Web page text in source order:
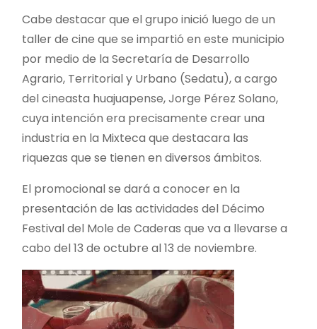
Cabe destacar que el grupo inició luego de un
taller de cine que se impartió en este municipio
por medio de la Secretaría de Desarrollo
Agrario, Territorial y Urbano (Sedatu), a cargo
del cineasta huajuapense, Jorge Pérez Solano,
cuya intención era precisamente crear una
industria en la Mixteca que destacara las
riquezas que se tienen en diversos ámbitos.
El promocional se dará a conocer en la
presentación de las actividades del Décimo
Festival del Mole de Caderas que va a llevarse a
cabo del 13 de octubre al 13 de noviembre.